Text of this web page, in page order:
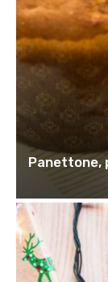
Panettone,